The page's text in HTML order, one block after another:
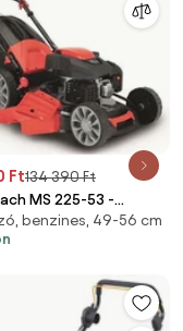
Ft134 390 Ft
MS 225-53 -
önjáró fűnyíró 4
benzines, 49-56 cm